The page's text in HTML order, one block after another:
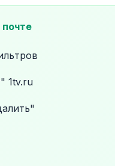
1tv.ru